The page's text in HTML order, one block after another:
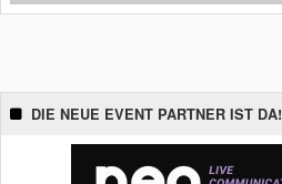
DIE NEUE EVENT PARTNER IST DA!